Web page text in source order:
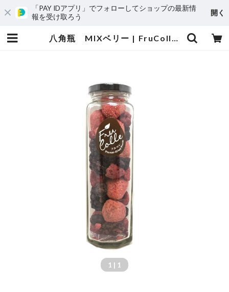
「PAY IDアプリ」でフォローしてショップの最新情
報を受け取ろう
開く
八角瓶 MIXベリー | FruColle（フルコレ）オンラインストア
1 | 1